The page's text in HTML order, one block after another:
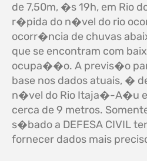
de 7,50m, �s 19h, em Rio
r�pida do n�vel do rio
ocorr�ncia de chuvas
que se encontram com
ocupa��o. A previs�o
base nos dados atuais, �
n�vel do Rio Itaja�-A�u
cerca de 9 metros.
s�bado a DEFESA CIVIL
fornecer dados mais